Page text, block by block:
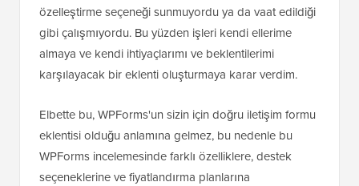
özelleştirme seçeneği sunmuyordu ya da vaat edildiği
gibi çalışmıyordu. Bu yüzden işleri kendi ellerime
almaya ve kendi ihtiyaçlarımı ve beklentilerimi
karşılayacak bir eklenti oluşturmaya karar verdim.
Elbette bu, WPForms'un sizin için doğru iletişim formu
eklentisi olduğu anlamına gelmez, bu nedenle bu
WPForms incelemesinde farklı özelliklere, destek
seçeneklerine ve fiyatlandırma planlarına